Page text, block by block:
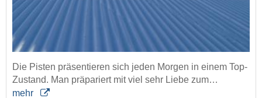
Die Pisten präsentieren sich jeden Morgen in einem Top-
Zustand. Man präpariert mit viel sehr Liebe zum…
mehr